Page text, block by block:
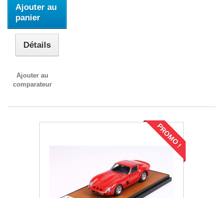
Ajouter au
panier
Détails
Ajouter au
comparateur
PROMO !